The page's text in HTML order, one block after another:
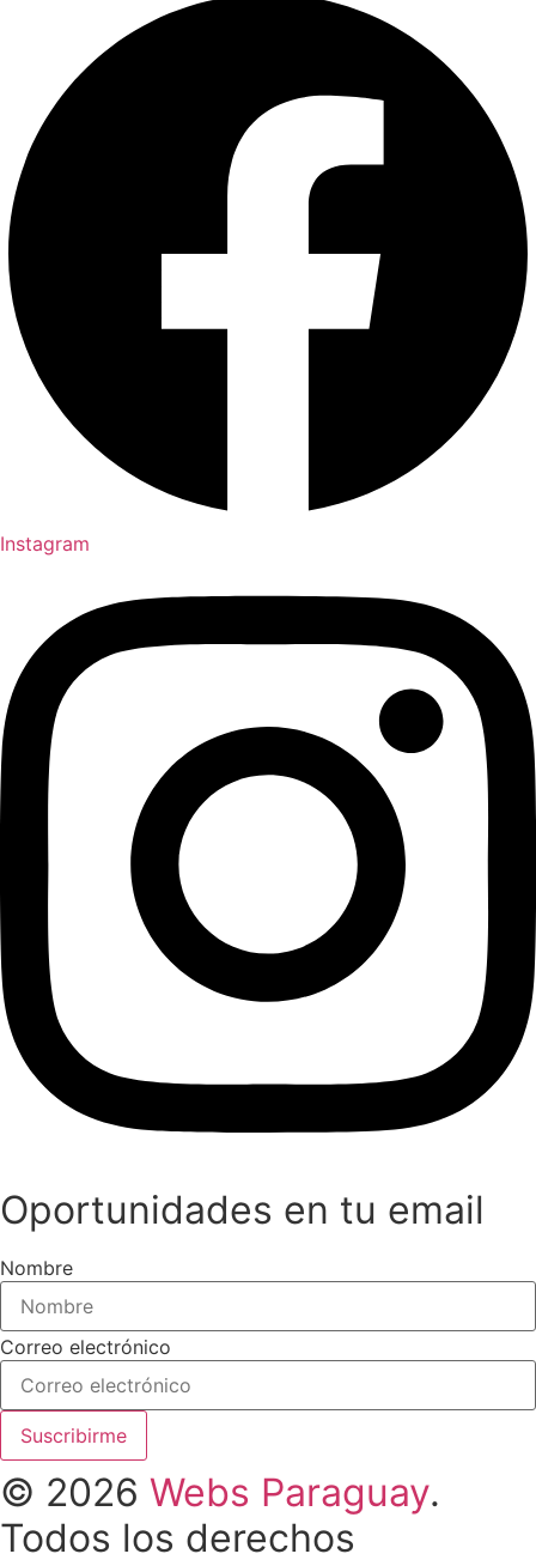
Instagram
Oportunidades en tu email
Nombre
Correo electrónico
Suscribirme
© 2026 Webs Paraguay.
Todos los derechos